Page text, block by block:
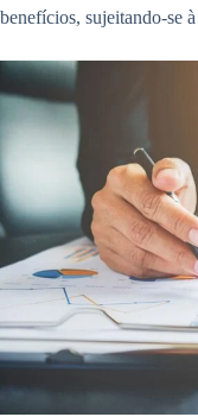
benefícios, sujeitando-se